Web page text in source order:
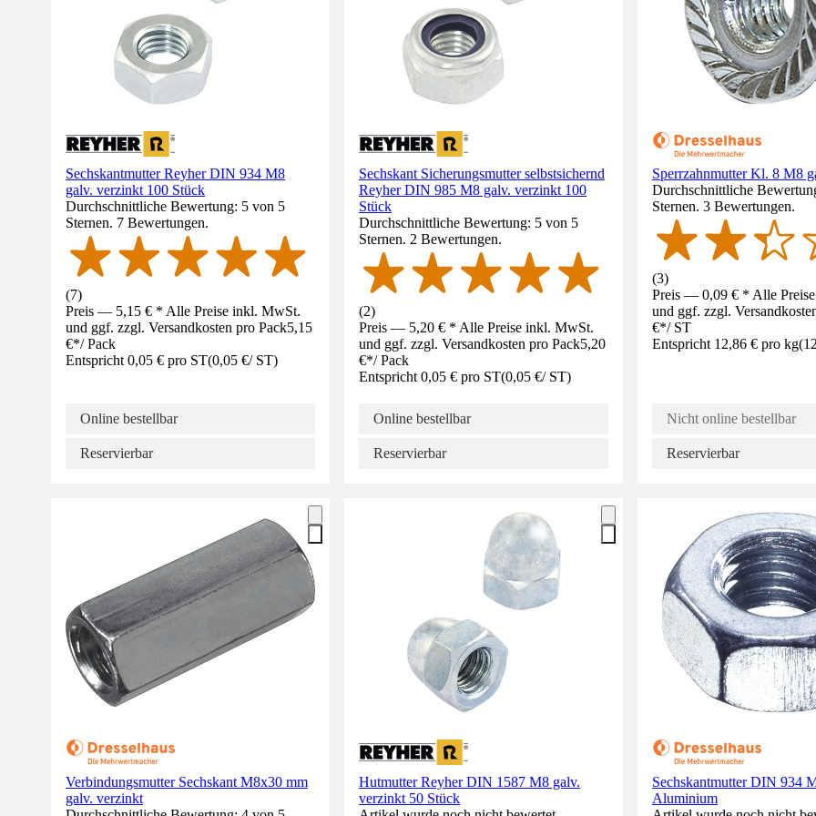
Sechskantmutter Reyher DIN 934 M8
galv. verzinkt 100 Stück
Durchschnittliche Bewertung: 5 von 5
Sternen. 7 Bewertungen.
(7)
Preis — 5,15 € * Alle Preise inkl. MwSt.
und ggf. zzgl. Versandkosten pro Pack5,15
€*/ Pack
Entspricht 0,05 € pro ST(0,05 €/ ST)
Online bestellbar
Reservierbar
Sechskant Sicherungsmutter selbstsichernd
Reyher DIN 985 M8 galv. verzinkt 100
Stück
Durchschnittliche Bewertung: 5 von 5
Sternen. 2 Bewertungen.
(2)
Preis — 5,20 € * Alle Preise inkl. MwSt.
und ggf. zzgl. Versandkosten pro Pack5,20
€*/ Pack
Entspricht 0,05 € pro ST(0,05 €/ ST)
Online bestellbar
Reservierbar
Sperrzahnmutter Kl. 8 M8
Durchschnittliche
Sternen. 3 Bewertungen.
(3)
Preis — 0,09 € * Alle
und ggf. zzgl.
€*/ ST
Entspricht 12,86 € pro kg(
Nicht online bestellbar
Reservierbar
Verbindungsmutter Sechskant M8x30 mm
galv. verzinkt
Hutmutter Reyher DIN 1587 M8 galv.
verzinkt 50 Stück
Sechskantmutter DIN 934
Aluminium